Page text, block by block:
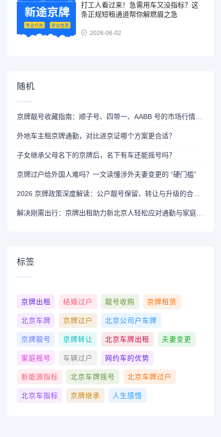
打工人看过来！急需用车又没指标？这
条正规短租通道帮你解燃眉之急
2026-06-02
随机
外地车主租京牌通勤，对比进京证哪个方案更合适？
子女继承父母名下的京牌后，名下有车还能摇号吗？
京牌过户给外国人难吗？一文读懂涉外夫妻变更的 “硬门槛”
标签
京牌出租 结婚过户 靓号收购 京牌租赁
北京车牌 京牌过户 北京公司户车牌
京牌靓号 京牌转让 北京车牌出租 夫妻变更
家庭摇号 车辆过户 网约车的优势
新能源指标 北京车牌摇号 北京车牌过户
北京车指标 京牌继承 人生感悟